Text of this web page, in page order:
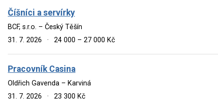
Číšníci a servírky
BCF, s.r.o. – Český Těšín
31. 7. 2026
· 24 000 – 27 000 Kč
Pracovník Casina
Oldřich Gavenda – Karviná
31. 7. 2026
· 23 300 Kč